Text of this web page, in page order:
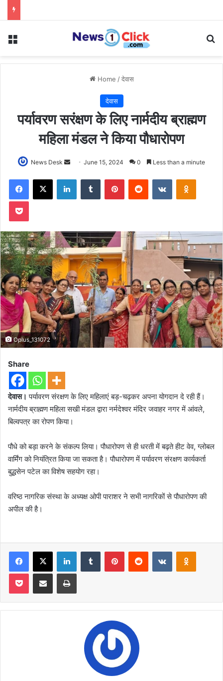
Menu
Home / देवास
देवास
पर्यावरण सरंक्षण के लिए नार्मदीय ब्राह्मण
महिला मंडल ने किया पौधारोपण
News Desk
SendJune 15, 2024 0 Less than a minute
Facebook
X LinkedInTumblr PinterestReddit VKontakte
Pocket
Oplus_131072
Share
देवास। पर्यावरण संरक्षण के लिए महिलाएं बड़-चढ़कर अपना योगदान दे रही हैं।
नार्मदीय ब्राह्मण महिला सखी मंडल द्वारा नर्मदेश्वर मंदिर जवाहर नगर में आंवले,
बिल्वपत्र का रोपण किया।
पौधे को बड़ा करने के संकल्प लिया। पौधारोपण से ही धरती में बढ़ते हीट वेव, ग्लोबल
वार्मिंग को नियंत्रित किया जा सकता है। पौधारोपण में पर्यावरण संरक्षण कार्यकर्ता
बुद्धसेन पटेल का विशेष सहयोग रहा।
वरिष्ठ नागरिक संस्था के अध्यक्ष ओपी पाराशर ने सभी नागरिकों से पौधारोपण की
अपील की है।
Facebook
X LinkedInTumblr PinterestReddit VKontakte
Pocket Share via Email Print